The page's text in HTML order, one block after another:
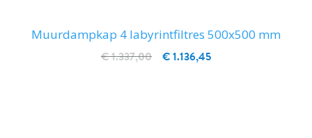
Muurdampkap 4 labyrintfiltres 500x500 mm
€ 1.136,45
€ 1.337,00